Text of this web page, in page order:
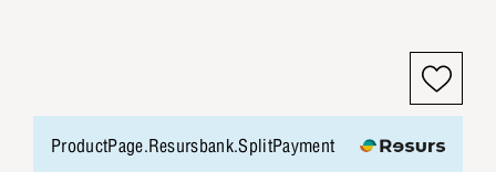
ProductPage.Resursbank.SplitPayment